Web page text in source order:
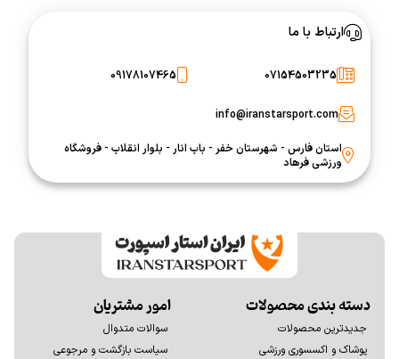
ارتباط با ما
07154503235
09178107465
info@iranstarsport.com
استان فارس - شهرستان خفر - باب انار - بلوار انقلاب - فروشگاه
ورزشی فرهاد
دسته بندی محصولات
جدیدترین محصولات
پوشاک و اکسسوری ورزشی
امور مشتریان
سوالات متدوال
سیاست بازگشت و مرجوعی